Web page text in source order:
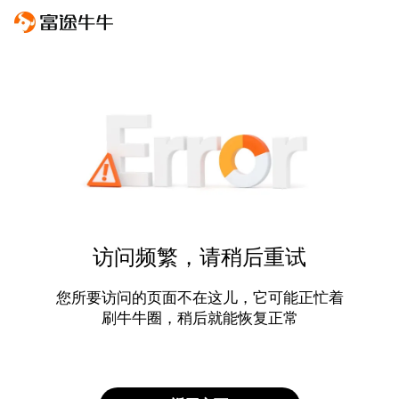
访问频繁，请稍后重试
您所要访问的页面不在这儿，它可能正忙着
刷牛牛圈，稍后就能恢复正常